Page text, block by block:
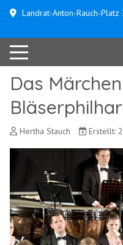
Landrat-Anton-Rauch-
Das
Hertha Stauch Erstellt: